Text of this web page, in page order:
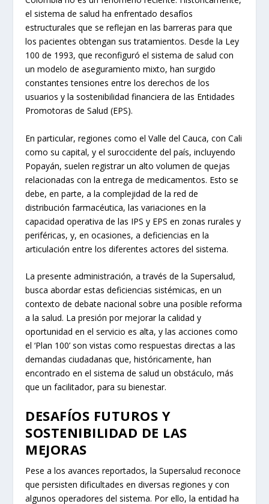
el sistema de salud ha enfrentado desafíos
estructurales que se reflejan en las barreras para que
los pacientes obtengan sus tratamientos. Desde la Ley
100 de 1993, que reconfiguró el sistema de salud con
un modelo de aseguramiento mixto, han surgido
constantes tensiones entre los derechos de los
usuarios y la sostenibilidad financiera de las Entidades
Promotoras de Salud (EPS).
En particular, regiones como el Valle del Cauca, con Cali
como su capital, y el suroccidente del país, incluyendo
Popayán, suelen registrar un alto volumen de quejas
relacionadas con la entrega de medicamentos. Esto se
debe, en parte, a la complejidad de la red de
distribución farmacéutica, las variaciones en la
capacidad operativa de las IPS y EPS en zonas rurales y
periféricas, y, en ocasiones, a deficiencias en la
articulación entre los diferentes actores del sistema.
La presente administración, a través de la Supersalud,
busca abordar estas deficiencias sistémicas, en un
contexto de debate nacional sobre una posible reforma
a la salud. La presión por mejorar la calidad y
oportunidad en el servicio es alta, y las acciones como
el ‘Plan 100’ son vistas como respuestas directas a las
demandas ciudadanas que, históricamente, han
encontrado en el sistema de salud un obstáculo, más
que un facilitador, para su bienestar.
DESAFÍOS FUTUROS Y
SOSTENIBILIDAD DE LAS
MEJORAS
Pese a los avances reportados, la Supersalud reconoce
que persisten dificultades en diversas regiones y con
algunos operadores del sistema. Por ello, la entidad ha